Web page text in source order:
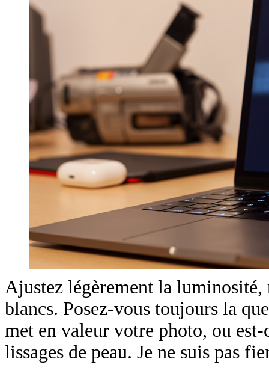
Ajustez légèrement la luminosité,
blancs. Posez-vous toujours la
met en valeur votre photo, ou est-
lissages de peau. Je ne suis pas